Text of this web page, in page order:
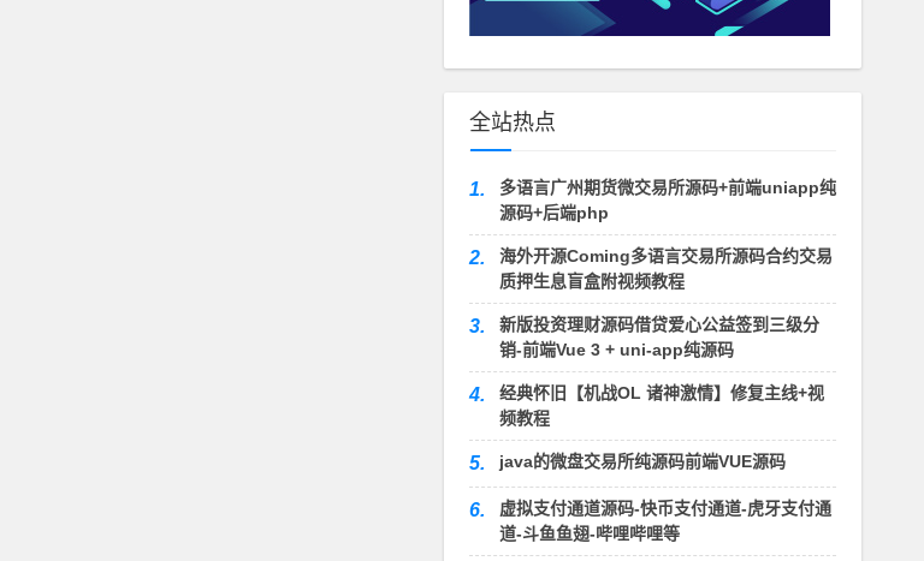
全站热点
1.
多语言广州期货微交易所源码+前端uniapp纯
源码+后端php
2.
海外开源Coming多语言交易所源码合约交易
质押生息盲盒附视频教程
3.
新版投资理财源码借贷爱心公益签到三级分
销-前端Vue 3 + uni-app纯源码
4.
经典怀旧【机战OL 诸神激情】修复主线+视
频教程
5. java的微盘交易所纯源码前端VUE源码
6.
虚拟支付通道源码-快币支付通道-虎牙支付通
道-斗鱼鱼翅-哔哩哔哩等